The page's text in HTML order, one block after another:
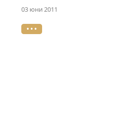
03 юни 2011
• • •